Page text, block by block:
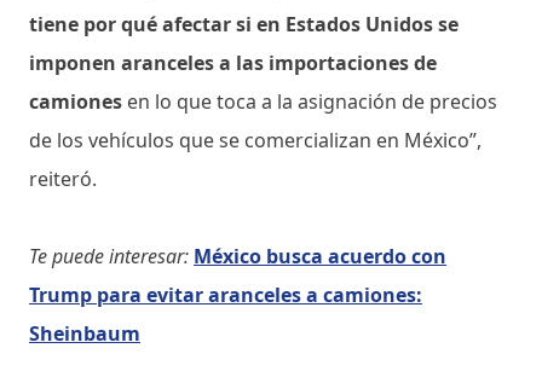
tiene por qué afectar si en Estados Unidos se
imponen aranceles a las importaciones de
camiones en lo que toca a la asignación de precios
de los vehículos que se comercializan en México”,
reiteró.
Te puede interesar: México busca acuerdo con
Trump para evitar aranceles a camiones:
Sheinbaum